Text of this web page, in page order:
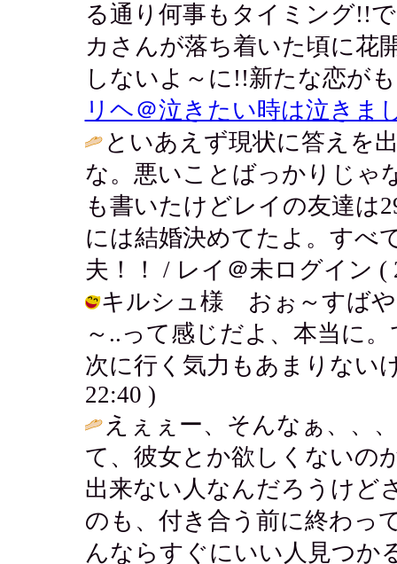
る通り何事もタイミング!!
カさんが落ち着いた頃に花
しないよ～に!!新たな恋が
リヘ＠泣きたい時は泣きま
といあえず現状に答えを
な。悪いことばっかりじゃ
も書いたけどレイの友達は
には結婚決めてたよ。すべ
夫！！ / レイ＠未ログイン (
キルシュ様 おぉ～すば
～..って感じだよ、本当に
次に行く気力もあまりない
22:40 )
えぇぇー、そんなぁ、、
て、彼女とか欲しくないの
出来ない人なんだろうけど
のも、付き合う前に終わ
んならすぐにいい人見つか